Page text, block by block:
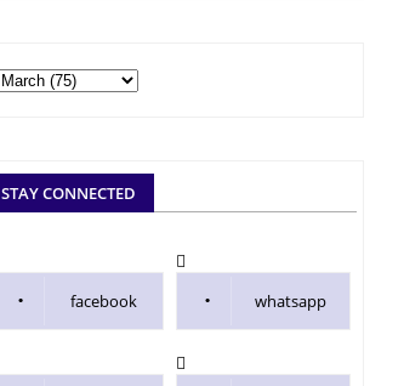
STAY CONNECTED
facebook whatsapp